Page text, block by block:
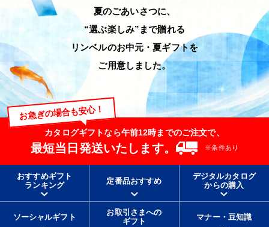
夏のごあいさつに、
“選ぶ楽しみ”まで贈れる
リンベルのお中元・夏ギフトを
ご用意しました。
お急ぎの場合も安心！
カタログギフトなら午前12時までのご注文で、
最短当日発送いたします。 ※条件あり
おすすめギフト
ランキング
定番品おすすめ
デジタルカタログ
からの購入
ソーシャルギフト
お取引さまへの
ギフト
マナー・豆知識